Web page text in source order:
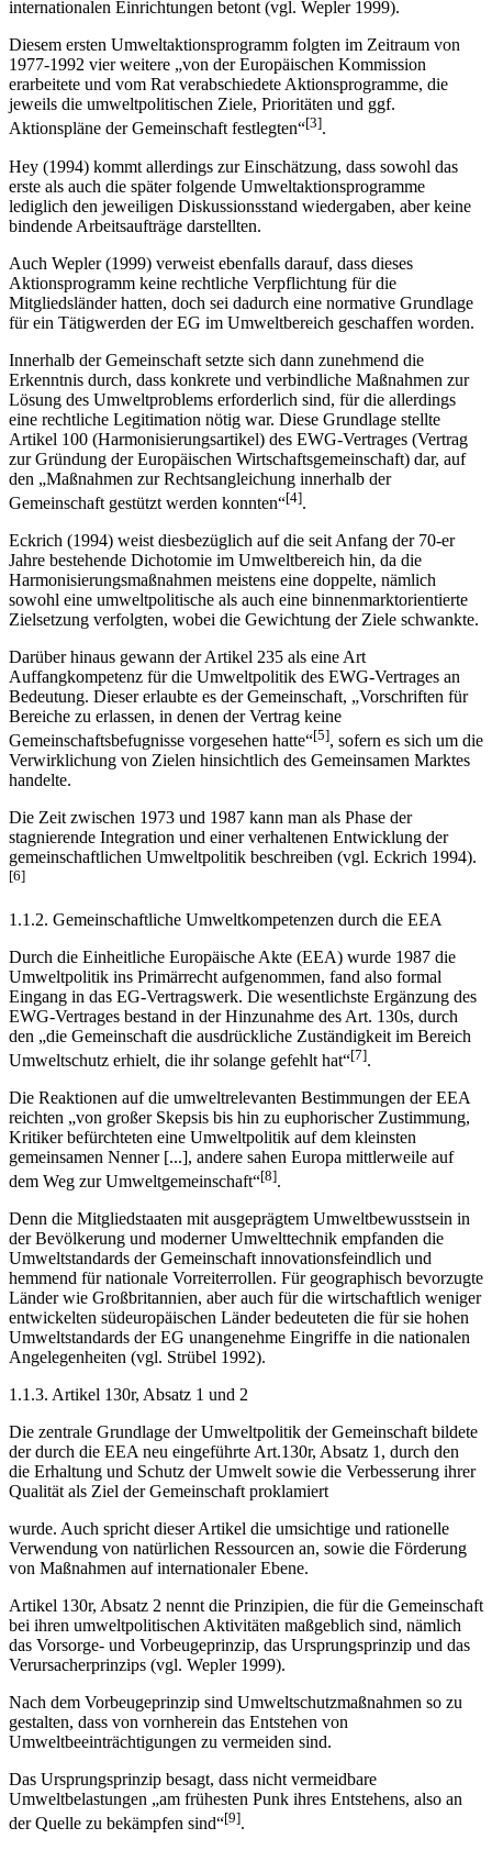
internationalen Einrichtungen betont (vgl. Wepler 1999).
Diesem ersten Umweltaktionsprogramm folgten im Zeitraum von
1977-1992 vier weitere „von der Europäischen Kommission
erarbeitete und vom Rat verabschiedete Aktionsprogramme, die
jeweils die umweltpolitischen Ziele, Prioritäten und ggf.
Aktionspläne der Gemeinschaft festlegten“[3].
Hey (1994) kommt allerdings zur Einschätzung, dass sowohl das
erste als auch die später folgende Umweltaktionsprogramme
lediglich den jeweiligen Diskussionsstand wiedergaben, aber keine
bindende Arbeitsaufträge darstellten.
Auch Wepler (1999) verweist ebenfalls darauf, dass dieses
Aktionsprogramm keine rechtliche Verpflichtung für die
Mitgliedsländer hatten, doch sei dadurch eine normative Grundlage
für ein Tätigwerden der EG im Umweltbereich geschaffen worden.
Innerhalb der Gemeinschaft setzte sich dann zunehmend die
Erkenntnis durch, dass konkrete und verbindliche Maßnahmen zur
Lösung des Umweltproblems erforderlich sind, für die allerdings
eine rechtliche Legitimation nötig war. Diese Grundlage stellte
Artikel 100 (Harmonisierungsartikel) des EWG-Vertrages (Vertrag
zur Gründung der Europäischen Wirtschaftsgemeinschaft) dar, auf
den „Maßnahmen zur Rechtsangleichung innerhalb der
Gemeinschaft gestützt werden konnten“[4].
Eckrich (1994) weist diesbezüglich auf die seit Anfang der 70-er
Jahre bestehende Dichotomie im Umweltbereich hin, da die
Harmonisierungsmaßnahmen meistens eine doppelte, nämlich
sowohl eine umweltpolitische als auch eine binnenmarktorientierte
Zielsetzung verfolgten, wobei die Gewichtung der Ziele schwankte.
Darüber hinaus gewann der Artikel 235 als eine Art
Auffangkompetenz für die Umweltpolitik des EWG-Vertrages an
Bedeutung. Dieser erlaubte es der Gemeinschaft, „Vorschriften für
Bereiche zu erlassen, in denen der Vertrag keine
Gemeinschaftsbefugnisse vorgesehen hatte“[5], sofern es sich um die
Verwirklichung von Zielen hinsichtlich des Gemeinsamen Marktes
handelte.
Die Zeit zwischen 1973 und 1987 kann man als Phase der
stagnierende Integration und einer verhaltenen Entwicklung der
gemeinschaftlichen Umweltpolitik beschreiben (vgl. Eckrich 1994).
[6]
1.1.2. Gemeinschaftliche Umweltkompetenzen durch die EEA
Durch die Einheitliche Europäische Akte (EEA) wurde 1987 die
Umweltpolitik ins Primärrecht aufgenommen, fand also formal
Eingang in das EG-Vertragswerk. Die wesentlichste Ergänzung des
EWG-Vertrages bestand in der Hinzunahme des Art. 130s, durch
den „die Gemeinschaft die ausdrückliche Zuständigkeit im Bereich
Umweltschutz erhielt, die ihr solange gefehlt hat“[7].
Die Reaktionen auf die umweltrelevanten Bestimmungen der EEA
reichten „von großer Skepsis bis hin zu euphorischer Zustimmung,
Kritiker befürchteten eine Umweltpolitik auf dem kleinsten
gemeinsamen Nenner [...], andere sahen Europa mittlerweile auf
dem Weg zur Umweltgemeinschaft“[8].
Denn die Mitgliedstaaten mit ausgeprägtem Umweltbewusstsein in
der Bevölkerung und moderner Umwelttechnik empfanden die
Umweltstandards der Gemeinschaft innovationsfeindlich und
hemmend für nationale Vorreiterrollen. Für geographisch bevorzugte
Länder wie Großbritannien, aber auch für die wirtschaftlich weniger
entwickelten südeuropäischen Länder bedeuteten die für sie hohen
Umweltstandards der EG unangenehme Eingriffe in die nationalen
Angelegenheiten (vgl. Strübel 1992).
1.1.3. Artikel 130r, Absatz 1 und 2
Die zentrale Grundlage der Umweltpolitik der Gemeinschaft bildete
der durch die EEA neu eingeführte Art.130r, Absatz 1, durch den
die Erhaltung und Schutz der Umwelt sowie die Verbesserung ihrer
Qualität als Ziel der Gemeinschaft proklamiert
wurde. Auch spricht dieser Artikel die umsichtige und rationelle
Verwendung von natürlichen Ressourcen an, sowie die Förderung
von Maßnahmen auf internationaler Ebene.
Artikel 130r, Absatz 2 nennt die Prinzipien, die für die Gemeinschaft
bei ihren umweltpolitischen Aktivitäten maßgeblich sind, nämlich
das Vorsorge- und Vorbeugeprinzip, das Ursprungsprinzip und das
Verursacherprinzips (vgl. Wepler 1999).
Nach dem Vorbeugeprinzip sind Umweltschutzmaßnahmen so zu
gestalten, dass von vornherein das Entstehen von
Umweltbeeinträchtigungen zu vermeiden sind.
Das Ursprungsprinzip besagt, dass nicht vermeidbare
Umweltbelastungen „am frühesten Punk ihres Entstehens, also an
der Quelle zu bekämpfen sind“[9].